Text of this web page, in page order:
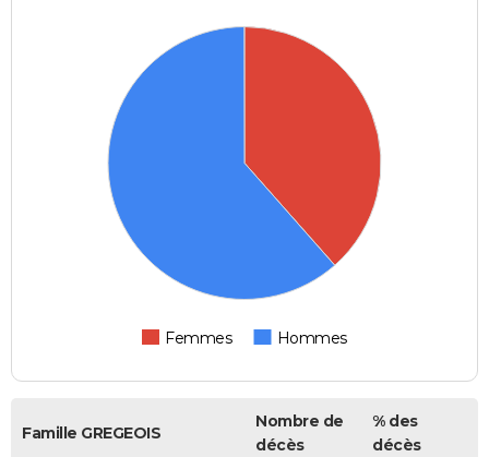
Femmes Hommes
Famille GREGEOIS
Nombre de
décès
% des
décès